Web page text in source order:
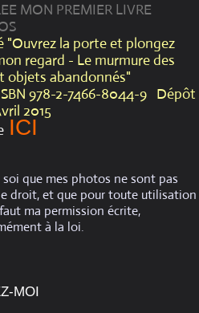
MON PREMIER LIVRE
"Ouvrez la porte et plongez
regard - Le murmure des
objets abandonnés"
978-2-7466-8044-9 Dépôt
2015
ICI
soi que mes photos ne sont pas
droit, et que pour toute utilisation
ma permission écrite,
à la loi.
MOI